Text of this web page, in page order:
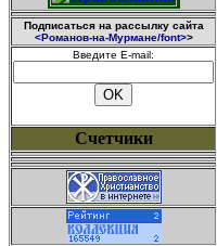
Подписаться на рассылку сайта
<Романов-на-Мурмане/font>>
Введите E-mail:
Счетчики